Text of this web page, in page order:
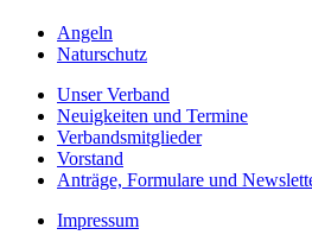
Angeln
Naturschutz
Unser Verband
Neuigkeiten und Termine
Verbandsmitglieder
Vorstand
Anträge, Formulare und
Impressum